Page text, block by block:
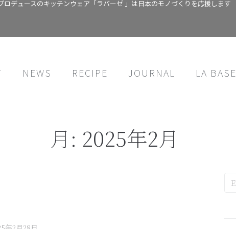
ロデュースのキッチンウェア「ラバーゼ 」は日本のモノづくりを応援します
NEWS RECIPE JOURNAL LA BASE
月: 2025年2月